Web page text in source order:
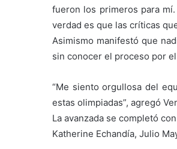
fueron los primeros para
verdad es que las críticas
Asimismo manifestó que
sin conocer el proceso por
“Me siento orgullosa del
estas olimpiadas”, agregó
La avanzada se completó
Katherine Echandía, Julio